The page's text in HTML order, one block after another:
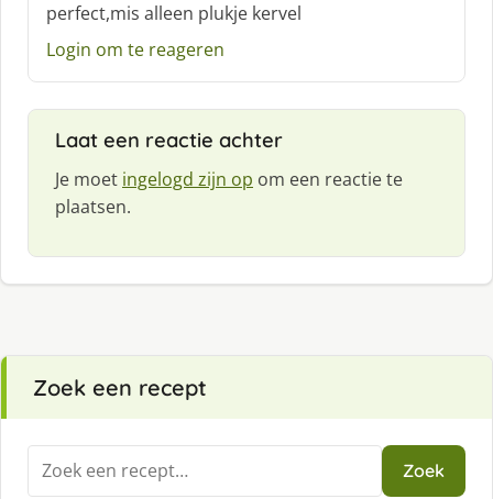
h
r
perfect,mis alleen plukje kervel
Login om te reageren
Laat een reactie achter
Je moet ingelogd zijn op om een reactie te
plaatsen.
Zoek een recept
Zoeken
naar:
Zoek